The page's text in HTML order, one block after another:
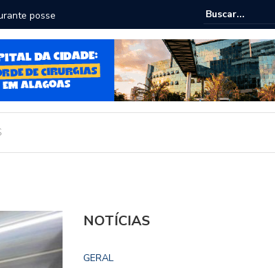
Câmara dialoga com UFAL e Faculdade de
Legislativo
NOTÍCIAS
GERAL